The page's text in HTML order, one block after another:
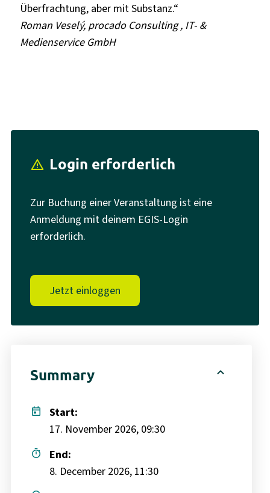
Überfrachtung, aber mit Substanz.“
Roman Veselý, procado Consulting , IT- &
Medienservice GmbH
report_problem Login erforderlich
Zur Buchung einer Veranstaltung ist eine
Anmeldung mit deinem EGIS-Login
erforderlich.
Jetzt einloggen
Summary expand_less
today
Start:
17. November 2026, 09:30
timer
End:
8. December 2026, 11:30